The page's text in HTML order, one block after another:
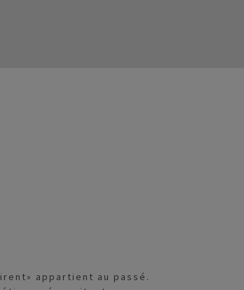
appartient au passé.